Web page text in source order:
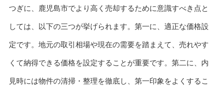
つぎに、鹿児島市でより高く売却するために意識すべき点と
しては、以下の三つが挙げられます。第一に、適正な価格設
定です。地元の取引相場や現在の需要を踏まえて、売れやす
くて納得できる価格を設定することが重要です。第二に、内
見時には物件の清掃・整理を徹底し、第一印象をよくするこ